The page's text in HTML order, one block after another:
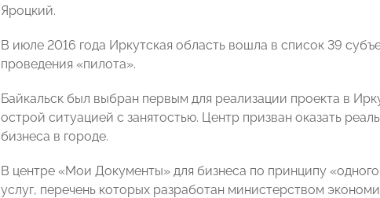
Яроцкий.
В июле 2016 года Иркутская область вошла в список 39
проведения «пилота».
Байкальск был выбран первым для реализации проекта в
острой ситуацией с занятостью. Центр призван оказать
бизнеса в городе.
В центре «Мои Документы» для бизнеса по принципу
услуг, перечень которых разработан министерством